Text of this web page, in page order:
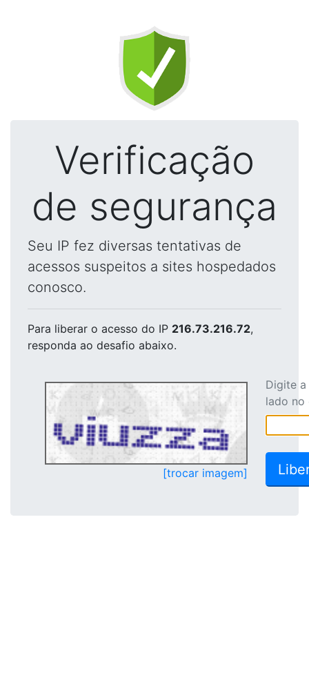
Verificação
de segurança
Seu IP fez diversas tentativas de
acessos suspeitos a sites hospedados
conosco.
Para liberar o acesso do IP 216.73.216.72,
responda ao desafio abaixo.
[trocar imagem]
Digite
lado no